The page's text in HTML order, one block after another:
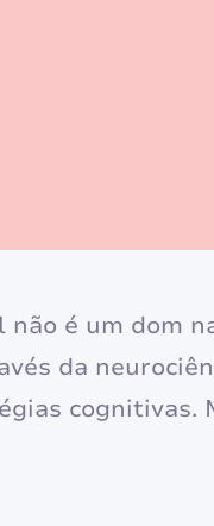
não é um dom
da
cognitivas.
emocional —